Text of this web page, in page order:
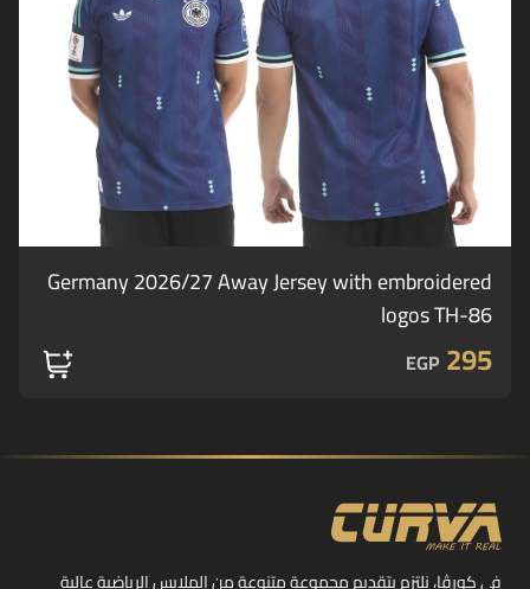
Germany 2026/27 Away Jersey with embroidered
logos TH-86
295
EGP
في كورڤا، نلتزم بتقديم مجموعة متنوعة من الملابس الرياضية عالية